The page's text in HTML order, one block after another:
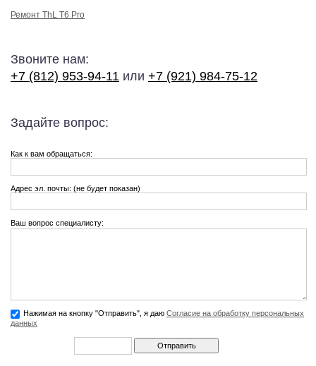
Ремонт ThL T6 Pro
Звоните нам:
+7 (812) 953-94-11 или +7 (921) 984-75-12
Задайте вопрос:
Как к вам обращаться:
Адрес эл. почты: (не будет показан)
Ваш вопрос специалисту:
Нажимая на кнопку "Отправить", я даю Согласие на обработку персональных
данных